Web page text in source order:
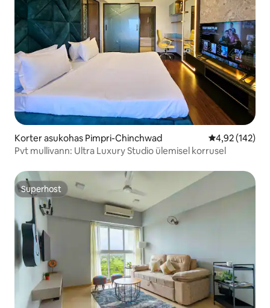
Korter asukohas Pimpri-Chinchwad Keskmine
4,92 (142)
Pvt mullivann: Ultra Luxury Studio ülemisel korrusel
Superhost
Superhost